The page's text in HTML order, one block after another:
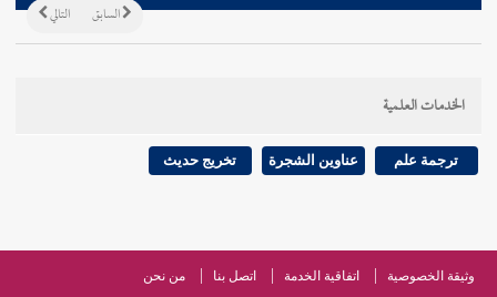
التالي السابق
الخدمات العلمية
ترجمة علم عناوين الشجرة تخريج حديث
وثيقة الخصوصية اتفاقية الخدمة اتصل بنا من نحن